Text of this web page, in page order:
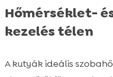
Hőmérséklet-
kezelés télen
A kutyák ideális